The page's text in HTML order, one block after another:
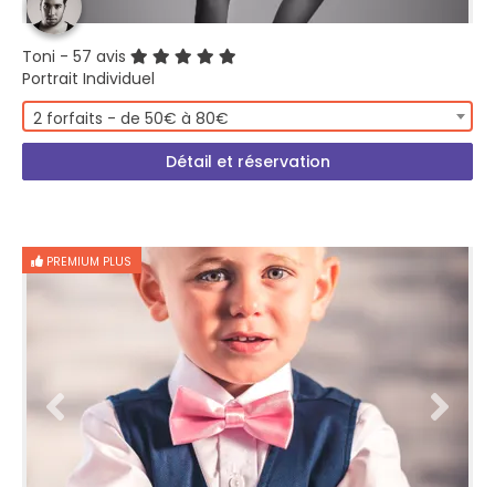
Toni - 57 avis
Portrait Individuel
2 forfaits - de 50€ à 80€
Détail et réservation
PREMIUM PLUS